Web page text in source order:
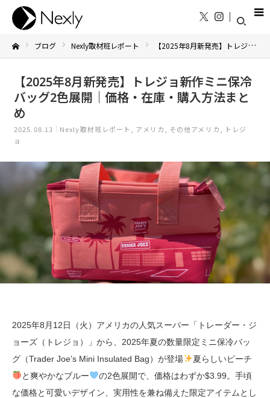
ブログ Nexly取材班レポート 【2025年8月新発売】トレジョ新作ミニ保冷バッグ2色展開｜価格・在庫・購入方法まとめ
【2025年8月新発売】トレジョ新作ミニ保冷
バッグ2色展開｜価格・在庫・購入方法まと
め
2025.08.13 Nexly取材班レポート アメリカ その他アメリカ
トレジ
ョ
2025年8月12日（火）アメリカの人気スーパー「トレーダー・ジ
ョーズ（トレジョ）」から、2025年夏の数量限定ミニ保冷バッ
グ（Trader Joe’s Mini Insulated Bag）が登場
夏らしいピーチ
と爽やかなブルー
の2色展開で、価格はわずか$3.99。手頃
な価格と可愛いデザイン、実用性を兼ね備えた限定アイテムとし